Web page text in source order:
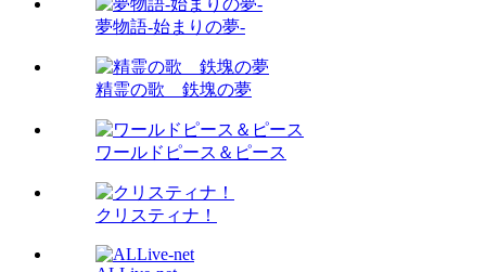
夢物語-始まりの夢-
精霊の歌 鉄塊の夢
ワールドピース＆ピース
クリスティナ！